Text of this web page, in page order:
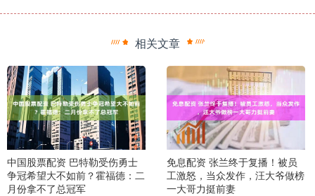
相关文章
中国股票配资 巴特勒受伤勇士
争冠希望大不如前？霍福德：二
月份拿不了总冠军
免息配资 张兰终于复播！被员
工激怒，当众发作，汪大爷做榜
一大哥力挺前妻